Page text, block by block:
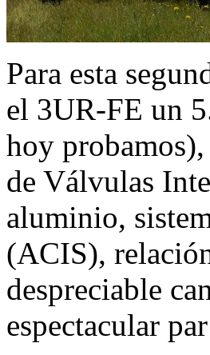
Para esta
el 3UR-FE un
hoy
de Válvulas
aluminio,
(ACIS),
despreciable
espectacular